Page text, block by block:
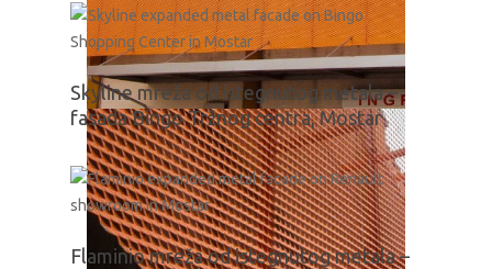
Skyline mreža od istegnutog metala –
fasada Bingo Tržnog centra, Mostar
Flaminio mreža od istegnutog metala –